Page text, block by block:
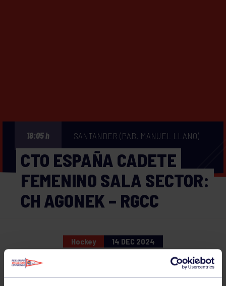
18:05 h SANTANDER (PAB. MANUEL LLANO)
CTO ESPAÑA CADETE
FEMENINO SALA SECTOR:
CH AGONEK – RGCC
Hockey 14 DEC 2024